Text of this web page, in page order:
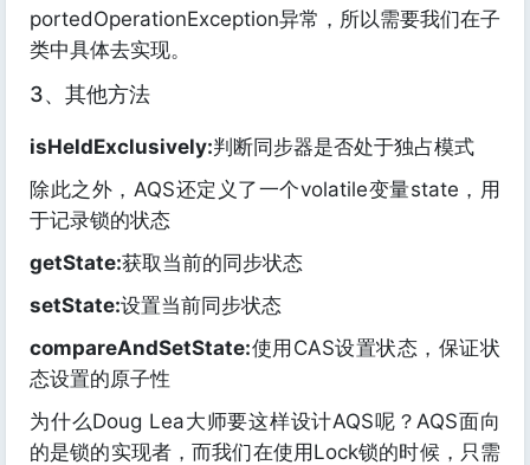
portedOperationException异常，所以需要我们在子
类中具体去实现。
3、其他方法
isHeldExclusively:判断同步器是否处于独占模式
除此之外，AQS还定义了一个volatile变量state，用
于记录锁的状态
getState:获取当前的同步状态
setState:设置当前同步状态
compareAndSetState:使用CAS设置状态，保证状
态设置的原子性
为什么Doug Lea大师要这样设计AQS呢？AQS面向
的是锁的实现者，而我们在使用Lock锁的时候，只需